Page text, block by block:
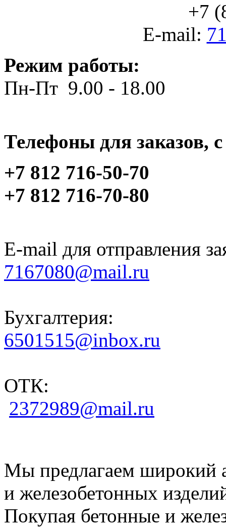
+7
E-mail:
Режим работы:
Пн-Пт 9.00 - 18.00
Телефоны для заказов,
+7 812 716-50-70
+7 812 716-70-80
E-mail для отправления
7167080@mail.ru
Бухгалтерия:
6501515@inbox.ru
ОТК:
2372989@mail.ru
Мы предлагаем широкий
и железобетонных
Покупая бетонные и